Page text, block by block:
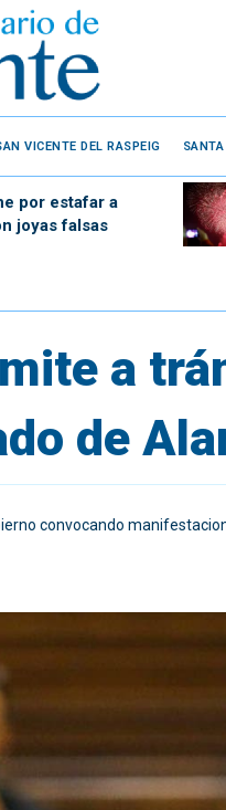
VICENTE DEL RASPEIG
por estafar a
joyas falsas
a
de
convocando